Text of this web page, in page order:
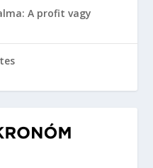
A profit vagy